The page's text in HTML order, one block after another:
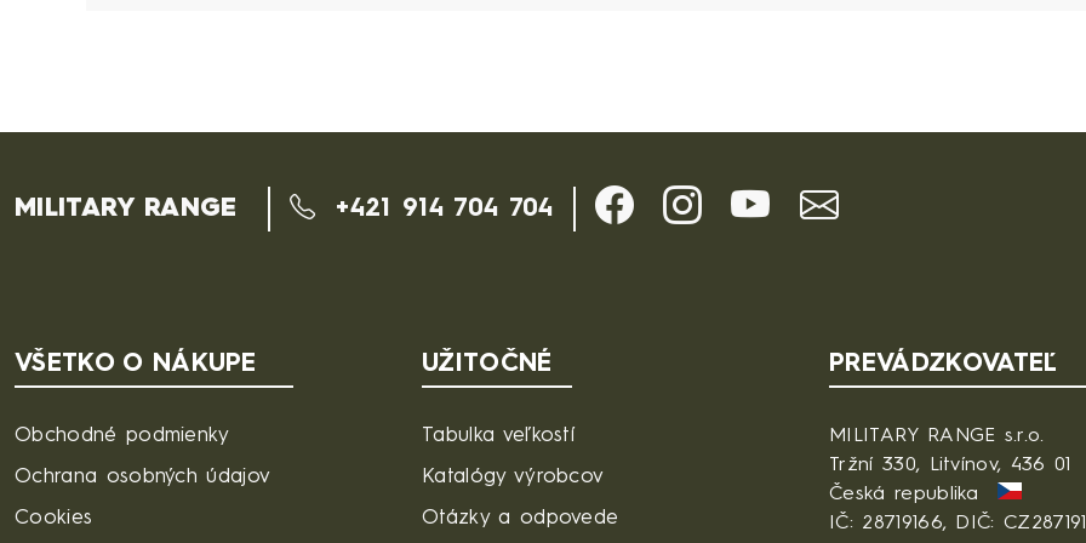
MILITARY RANGE +421 914 704 704
VŠETKO O NÁKUPE
Obchodné podmienky
Ochrana osobných údajov
Cookies
UŽITOČNÉ
Tabulka veľkostí
Katalógy výrobcov
Otázky a odpovede
PREVÁDZKOVATEĽ
MILITARY RANGE s.r.o.
Tržní 330, Litvínov, 436 01
Česká republika
IČ: 28719166, DIČ: